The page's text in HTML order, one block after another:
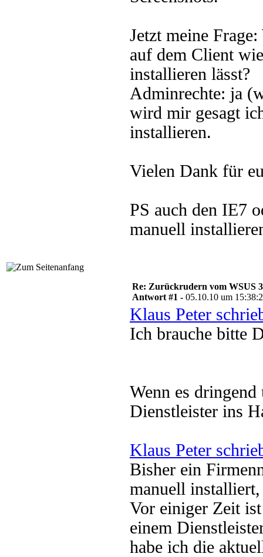
Jetzt meine
auf dem Client
installieren lässt?
Adminrechte: ja
wird mir gesagt
installieren.
Vielen Dank für
PS auch den IE7
manuell
Re: Zurückrudern vom WSUS
Antwort #1 - 05.10.10 um
Klaus Peter
Ich brauche bitte
Wenn es
Dienstleister ins
Klaus Peter
Bisher ein
manuell
Vor einiger Zeit
einem
habe ich die